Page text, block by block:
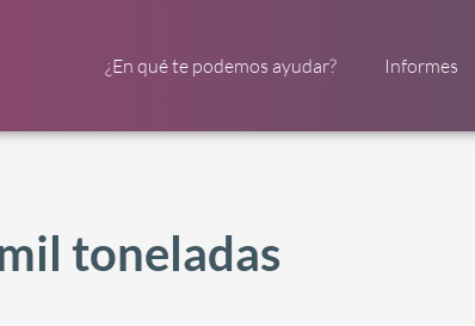
¿En qué te podemos ayudar? Informes
toneladas